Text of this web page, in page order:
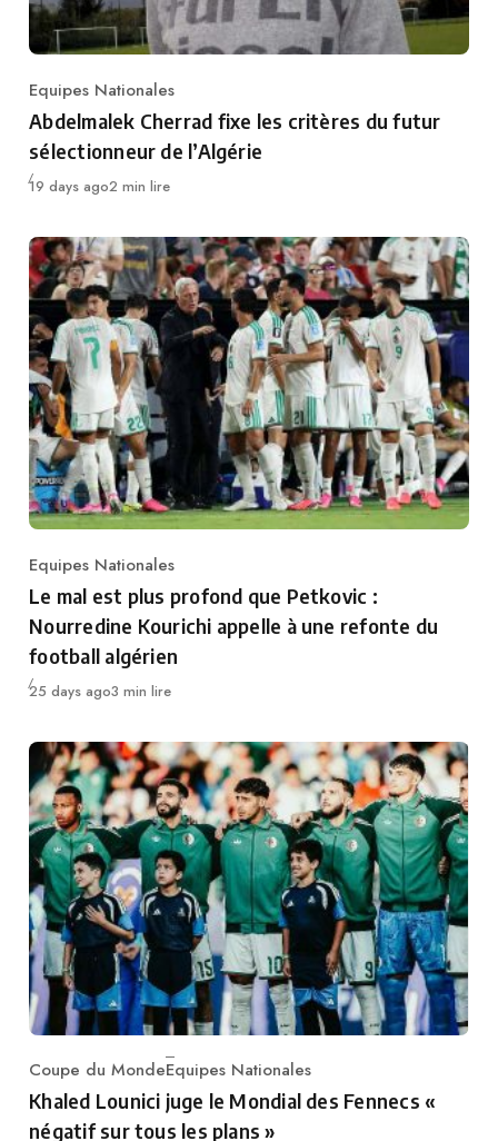
Category
Equipes Nationales
Abdelmalek Cherrad fixe les critères du futur
sélectionneur de l’Algérie
Publié
19 days ago2 min lire
Category
Equipes Nationales
Le mal est plus profond que Petkovic :
Nourredine Kourichi appelle à une refonte du
football algérien
Publié
25 days ago3 min lire
Category
Coupe du MondeEquipes Nationales
Khaled Lounici juge le Mondial des Fennecs «
négatif sur tous les plans »